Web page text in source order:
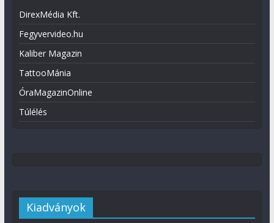
DirexMédia Kft.
Fegyvervideo.hu
Kaliber Magazin
TattooMánia
ÓraMagazinOnline
Túlélés
Kiadványok